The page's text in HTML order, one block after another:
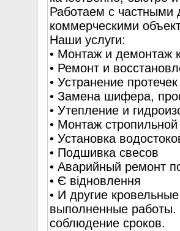
Работаем с
коммерческими
Наши услуги:
• Монтаж и демонтаж
• Ремонт и
• Устранение протечек
• Замена шифера,
• Утепление и
• Монтаж
• Установка
• Подшивка свесов
• Аварийный ремонт
• Є відновлення
• И другие
выполненные работы.
соблюдение сроков.